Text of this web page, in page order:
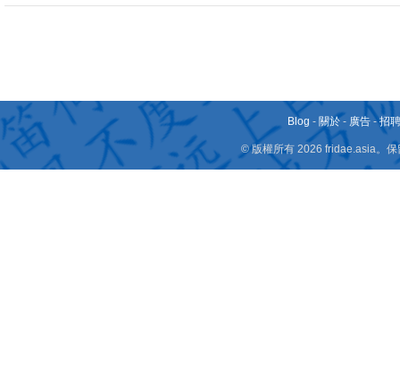
Blog - 關於 - 廣告 -招
© 版權所有 2026 fridae.asia。